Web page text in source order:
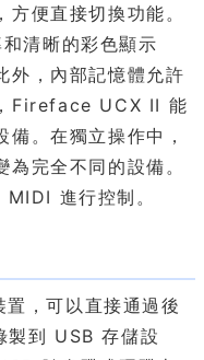
便直接切換功能。
清晰的彩色顯示
外，內部記憶體允許
Fireface UCX II 能
。在獨立操作中，
完全不同的設備。
進行控制。
，可以直接通過後
製到 USB 存儲設